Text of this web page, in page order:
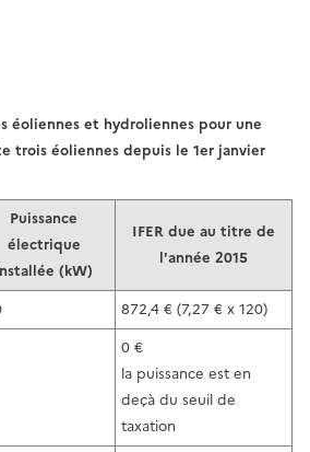
Puissance
électrique
(kW)
IFER due au titre de
l'année 2015
872,4 € (7,27 € x 120)
0 €
la puissance est en
deçà du seuil de
taxation
éoliennes et hydroliennes pour une
trois éoliennes depuis le 1er janvier